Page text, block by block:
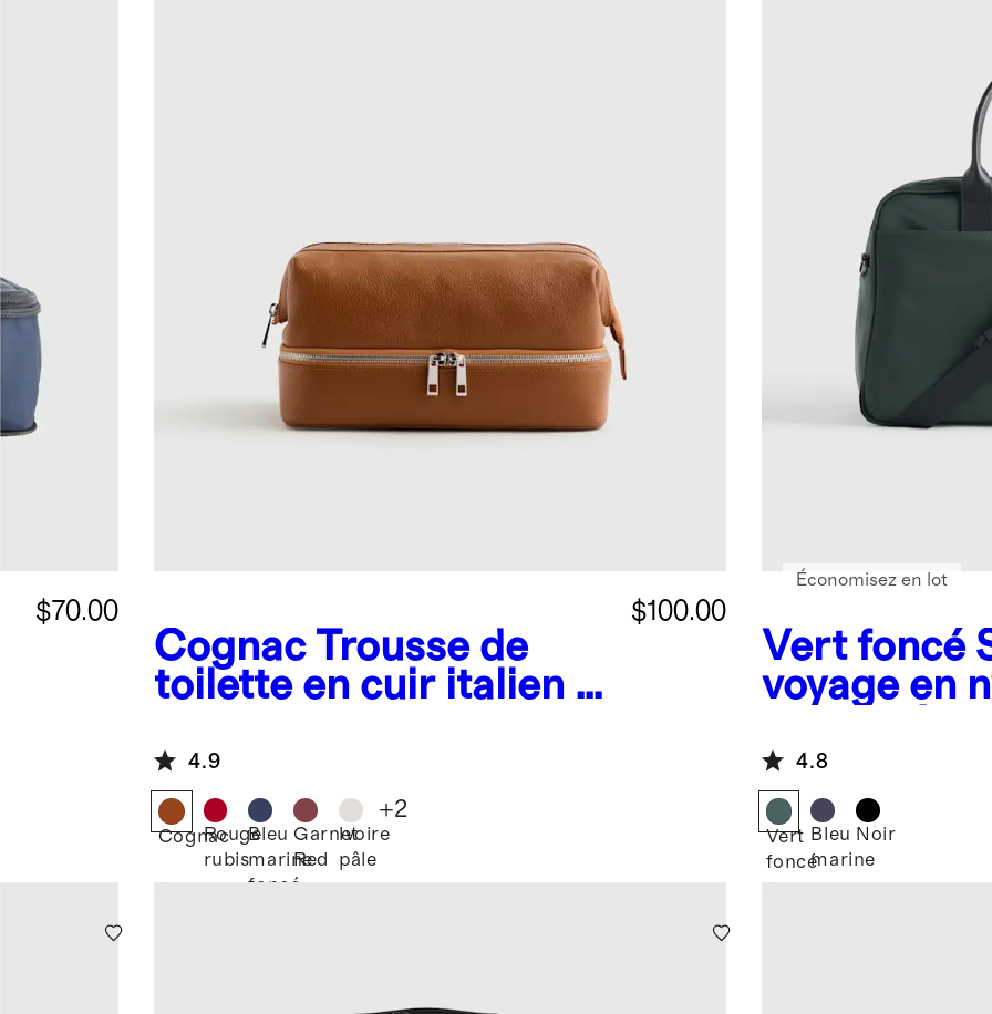
$70.00
Cognac Trousse de
toilette en cuir italien à
$100.00
4.9
CognacRouge
rubis
Bleu
marine
foncé
Garnet
Red
Ivoire
pâle
+2
Vert foncé
voyage en
Économisez en lot
4.8
Vert
foncé
Bleu
marine
Noir